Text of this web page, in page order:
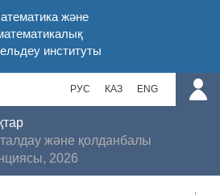
және
институты
РУС КАЗ ENG
және қолданбалы
2026